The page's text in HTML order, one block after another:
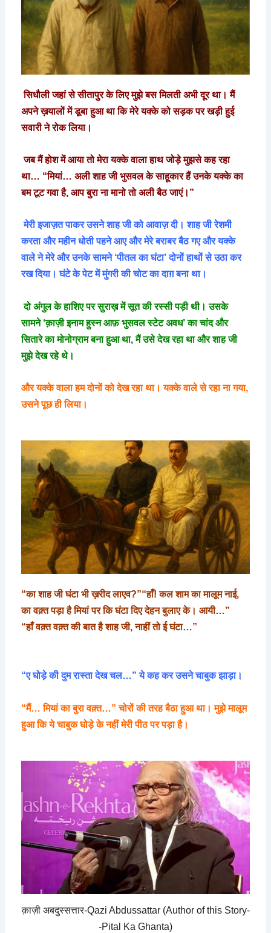
सिधौली जहां से सीतापुर के लिए मुझे बस मिलती अभी दूर था। मैं
अपने ख़यालों में डूबा हुआ था कि मेरे यक्के को सड़क पर खड़ी हुई
सवारी ने रोक लिया।
जब मैं होश में आया तो मेरा यक्के वाला हाथ जोड़े मुझसे कह रहा
था… “मियां…अली शाह जी भुसवल के साहूकार हैं उनके यक्के का
बम टूट गवा है,आप बुरा ना मानो तो अली बैठ जाएं। ”
मेरी इजाज़त पाकर उसने शाह जी को आवाज़ दी। शाह जी रेशमी
करता और महीन धोती पहने आए और मेरे बराबर बैठ गए और यक्के
वाले ने मेरे और उनके सामने‘पीतल का घंटा’ दोनों हाथों से उठा कर
रख दिया। घंटे के पेट में मुंगरी की चोट का दाग़ बना था।
दो अंगुल के हाशिए पर सुराख़ में सूत की रस्सी पड़ी थी। उसके
सामने‘क़ाज़ी इनाम हुस्न आफ़ भुसवल स्टेट अवध’ का चांद और
सितारे का मोनोग्राम बना हुआ था,मैं उसे देख रहा था और शाह जी
मुझे देख रहे थे।
और यक्के वाला हम दोनों को देख रहा था। यक्के वाले से रहा ना गया,
उसने पूछ ही लिया।
“का शाह जी घंटा भी ख़रीद लाएव?”“हाँ! कल शाम का मालूम नाई,
का वक़्त पड़ा है मियां पर कि घंटा दिए देहन बुलाए के। आयी…”
“हाँ वक़्त वक़्त की बात है शाह जी, नाहीं तो ई घंटा…”
“ए घोड़े की दुम रास्ता देख चल…” ये कह कर उसने चाबुक झाड़ा।
“मैं… मियां का बुरा वक़्त…” चोरों की तरह बैठा हुआ था। मुझे मालूम
हुआ कि ये चाबुक घोड़े के नहीं मेरी पीठ पर पड़ा है।
क़ाज़ी अबदुस्सत्तार-Qazi Abdussattar (Author of this Story-
-Pital Ka Ghanta)